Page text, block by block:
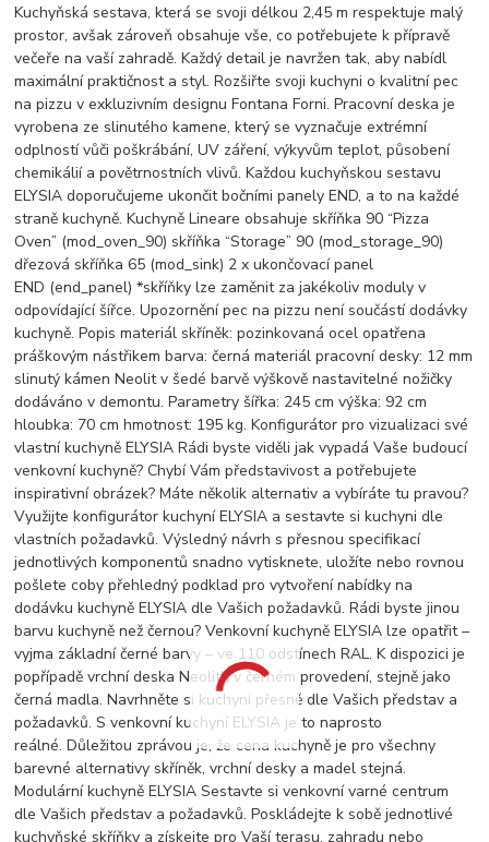
Kuchyňská sestava, která se svoji délkou 2,45 m respektuje malý
prostor, avšak zároveň obsahuje vše, co potřebujete k přípravě
večeře na vaší zahradě. Každý detail je navržen tak, aby nabídl
maximální praktičnost a styl. Rozšiřte svoji kuchyni o kvalitní pec
na pizzu v exkluzivním designu Fontana Forni. Pracovní deska je
vyrobena ze slinutého kamene, který se vyznačuje extrémní
odplností vůči poškrábání, UV záření, výkyvům teplot, působení
chemikálií a povětrnostních vlivů. Každou kuchyňskou sestavu
ELYSIA doporučujeme ukončit bočními panely END, a to na každé
straně kuchyně. Kuchyně Lineare obsahuje skříňka 90 “Pizza
Oven” (mod_oven_90) skříňka “Storage” 90 (mod_storage_90)
dřezová skříňka 65 (mod_sink) 2 x ukončovací panel
END (end_panel) *skříňky lze zaměnit za jakékoliv moduly v
odpovídající šířce. Upozornění pec na pizzu není součástí dodávky
kuchyně. Popis materiál skříněk: pozinkovaná ocel opatřena
práškovým nástřikem barva: černá materiál pracovní desky: 12 mm
slinutý kámen Neolit v šedé barvě výškově nastavitelné nožičky
dodáváno v demontu. Parametry šířka: 245 cm výška: 92 cm
hloubka: 70 cm hmotnost: 195 kg. Konfigurátor pro vizualizaci své
vlastní kuchyně ELYSIA Rádi byste viděli jak vypadá Vaše budoucí
venkovní kuchyně? Chybí Vám představivost a potřebujete
inspirativní obrázek? Máte několik alternativ a vybíráte tu pravou?
Využijte konfigurátor kuchyní ELYSIA a sestavte si kuchyni dle
vlastních požadavků. Výsledný návrh s přesnou specifikací
jednotlivých komponentů snadno vytisknete, uložíte nebo rovnou
pošlete coby přehledný podklad pro vytvoření nabídky na
dodávku kuchyně ELYSIA dle Vašich požadavků. Rádi byste jinou
barvu kuchyně než černou? Venkovní kuchyně ELYSIA lze opatřit –
vyjma základní černé barvy – ve 110 odstínech RAL. K dispozici je
popřípadě vrchní deska Neolith v černém provedení, stejně jako
černá madla. Navrhněte si kuchyni přesně dle Vašich představ a
požadavků. S venkovní kuchyní ELYSIA je to naprosto
reálné. Důležitou zprávou je, že cena kuchyně je pro všechny
barevné alternativy skříněk, vrchní desky a madel stejná.
Modulární kuchyně ELYSIA Sestavte si venkovní varné centrum
dle Vašich představ a požadavků. Poskládejte k sobě jednotlivé
kuchyňské skříňky a získejte pro Vaší terasu, zahradu nebo